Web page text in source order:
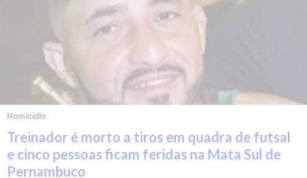
Homicídio
Treinador é morto a tiros em quadra de futsal
e cinco pessoas ficam feridas na Mata Sul de
Pernambuco